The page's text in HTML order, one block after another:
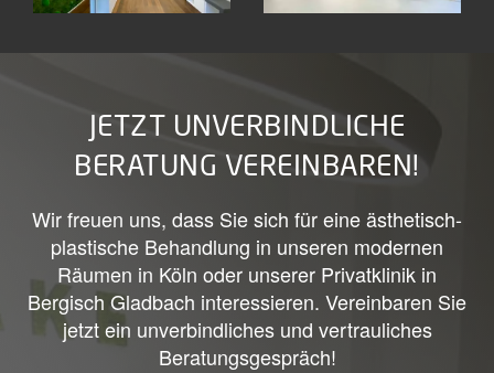
JETZT UNVERBINDLICHE
BERATUNG VEREINBAREN!
Wir freuen uns, dass Sie sich für eine ästhetisch-
plastische Behandlung in unseren modernen
Räumen in Köln oder unserer Privatklinik in
Bergisch Gladbach interessieren. Vereinbaren Sie
jetzt ein unverbindliches und vertrauliches
Beratungsgespräch!